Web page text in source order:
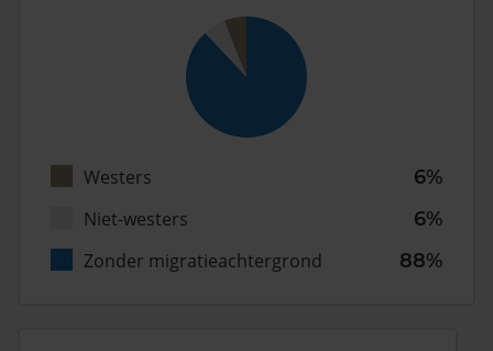
Westers
6%
Niet-westers
6%
Zonder migratieachtergrond
88%